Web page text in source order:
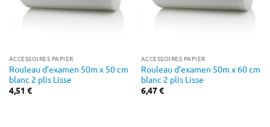
ACCESSOIRES PAPIER
Rouleau d’examen 50m x 50 cm
blanc 2 plis Lisse
4,51 €
ACCESSOIRES PAPIER
Rouleau d’examen 50m x 60 cm
blanc 2 plis Lisse
6,47€